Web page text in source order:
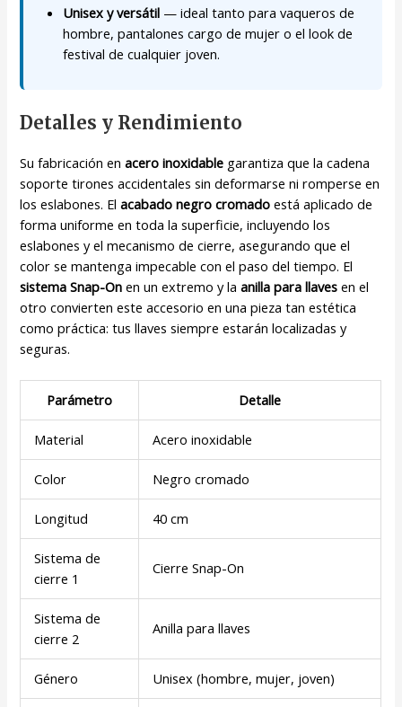
Unisex y versátil — ideal tanto para vaqueros de
hombre, pantalones cargo de mujer o el look de
festival de cualquier joven.
Detalles y Rendimiento
Su fabricación enacero inoxidable garantiza que la cadena
soporte tirones accidentales sin deformarse ni romperse en
los eslabones. Elacabado negro cromado está aplicado de
forma uniforme en toda la superficie, incluyendo los
eslabones y el mecanismo de cierre, asegurando que el
color se mantenga impecable con el paso del tiempo. El
sistema Snap-On en un extremo y laanilla para llaves en el
otro convierten este accesorio en una pieza tan estética
como práctica: tus llaves siempre estarán localizadas y
seguras.
Parámetro Detalle
Material Acero inoxidable
Color Negro cromado
Longitud 40 cm
Sistema de
cierre 1
Cierre Snap-On
Sistema de
cierre 2
Anilla para llaves
Género Unisex (hombre, mujer, joven)